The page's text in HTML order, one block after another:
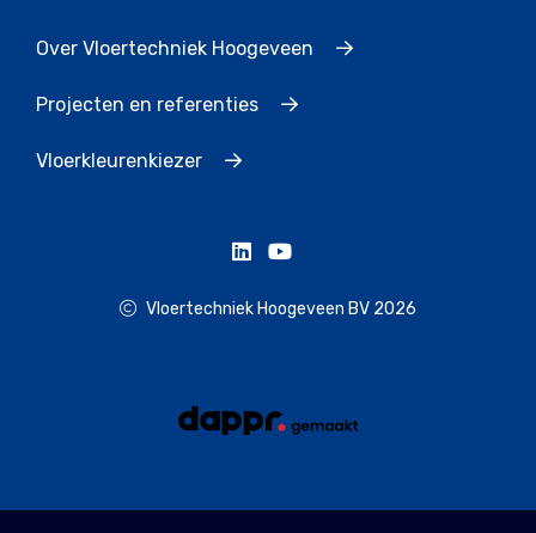
Over Vloertechniek Hoogeveen
Projecten en referenties
Vloerkleurenkiezer
Vloertechniek Hoogeveen BV 2026